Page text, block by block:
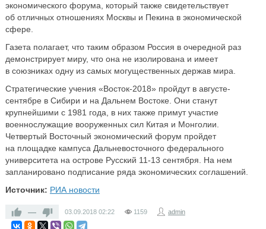
экономического форума, который также свидетельствует
об отличных отношениях Москвы и Пекина в экономической
сфере.
Газета полагает, что таким образом Россия в очередной раз
демонстрирует миру, что она не изолирована и имеет
в союзниках одну из самых могущественных держав мира.
Стратегические учения «Восток-2018» пройдут в августе-
сентябре в Сибири и на Дальнем Востоке. Они станут
крупнейшими с 1981 года, в них также примут участие
военнослужащие вооруженных сил Китая и Монголии.
Четвертый Восточный экономический форум пройдет
на площадке кампуса Дальневосточного федерального
университета на острове Русский 11-13 сентября. На нем
запланировано подписание ряда экономических соглашений.
Источник: РИА новости
— 03.09.2018 02:22 1159 admin